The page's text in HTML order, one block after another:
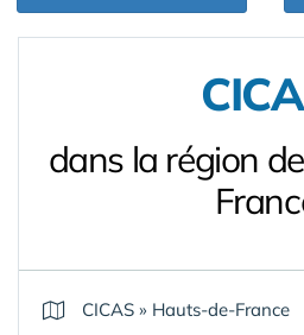
dans la région
CICAS » Hauts-de-France